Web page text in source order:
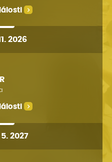
2026
5. 2027